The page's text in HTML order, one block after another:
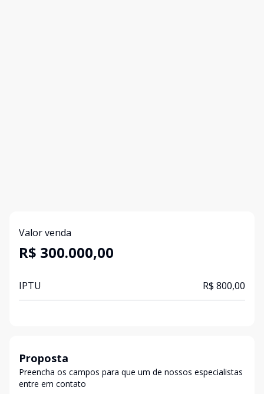
Valor venda
R$ 300.000,00
IPTU R$ 800,00
Proposta
Preencha os campos para que um de nossos especialistas
entre em contato